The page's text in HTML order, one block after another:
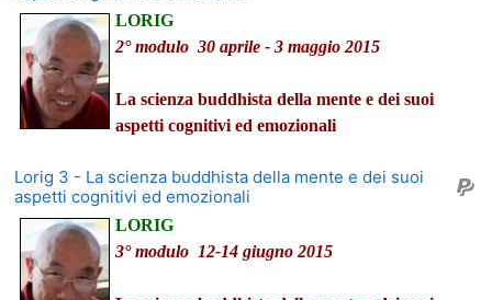
LORIG
2° modulo 30 aprile - 3 maggio 2015
La scienza buddhista della mente e dei suoi
aspetti cognitivi ed emozionali
Lorig 3 - La scienza buddhista della mente e dei suoi
aspetti cognitivi ed emozionali
LORIG
3° modulo 12-14 giugno 2015